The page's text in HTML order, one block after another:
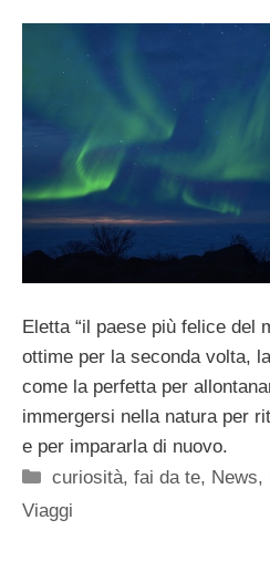
Eletta “il paese più felice del
ottime per la seconda volta,
come la perfetta per
immergersi nella natura per
e per impararla di nuovo.
Categorie
curiosità,fai da te, News,
Viaggi